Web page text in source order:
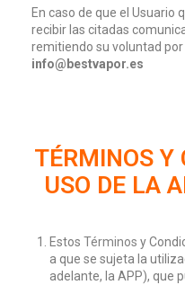
En caso de que el Usuario
recibir las citadas
remitiendo su voluntad
info@bestvapor.es
TÉRMINOS Y
USO DE LA
Estos Términos y
a que se sujeta la
adelante, la APP), que